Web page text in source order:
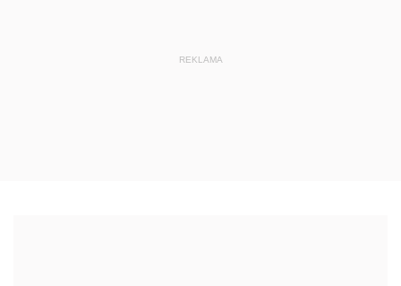
REKLAMA